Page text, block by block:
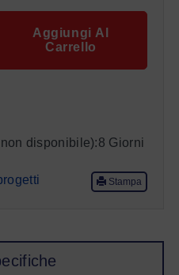
Aggiungi Al
Carrello
disponibile):8 Giorni
Stampa